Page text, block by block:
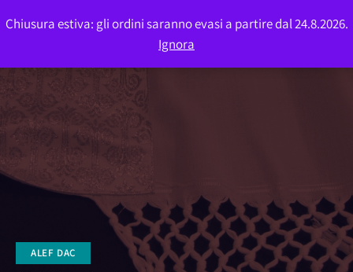
ALEF DAC
Chiusura estiva: gli ordini saranno evasi a partire dal 24.8.2026.
Ignora